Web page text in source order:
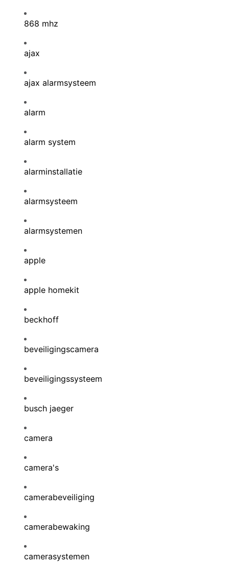
868 mhz
ajax
ajax alarmsysteem
alarm
alarm system
alarminstallatie
alarmsysteem
alarmsystemen
apple
apple homekit
beckhoff
beveiligingscamera
beveiligingssysteem
busch jaeger
camera
camera's
camerabeveiliging
camerabewaking
camerasystemen